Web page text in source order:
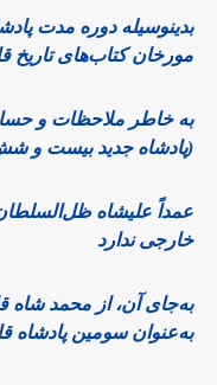
بدینوسیله دوره‌ مدت
مورخان کتاب‌های تاریخ
به خاطر ملاحظات و
(پادشاه جدید بیست و
عمداً علیشاه ظل‌السلطان
خارجی ندارد
به‌جای آن، از محمد شاه
به‌عنوان سومین پادشاه